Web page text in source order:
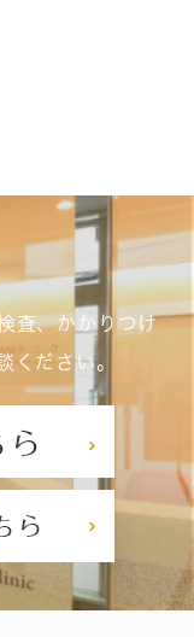
査、かかりつけ
ください。